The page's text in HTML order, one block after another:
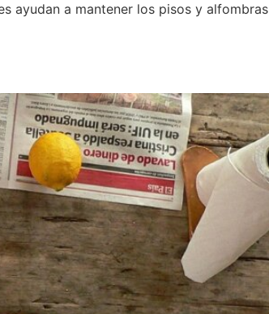
ayudan a mantener los pisos y alfombras